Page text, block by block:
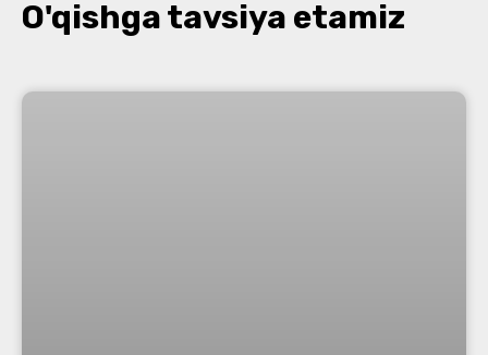
O'qishga tavsiya etamiz